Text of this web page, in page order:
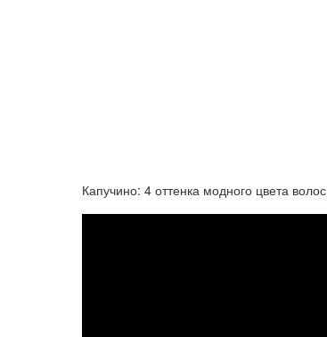
Капучино: 4 оттенка модного цвета волос